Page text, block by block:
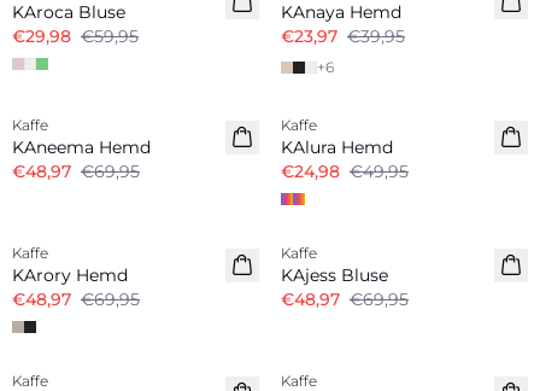
KAroca Bluse
€29,98 €59,95
KAnaya Hemd
€23,97 €39,95
+6
Kaffe
KAneema Hemd
€48,97 €69,95
Kaffe
KAlura Hemd
€24,98 €49,95
Kaffe
KArory Hemd
€48,97 €69,95
-30%
Kaffe
KAjess Bluse
€48,97 €69,95
-50%
Kaffe Kaffe